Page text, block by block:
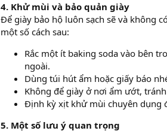
4. Khử mùi và bảo quản giày
Để giày bảo hộ luôn sạch sẽ và không
một số cách sau:
Rắc một ít baking soda vào bên
ngoài.
Dùng túi hút ẩm hoặc giấy báo
Không để giày ở nơi ẩm ướt,
Định kỳ xịt khử mùi chuyên dụng
5. Một số lưu ý quan trọng